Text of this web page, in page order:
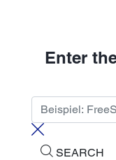
Enter
SEARCH